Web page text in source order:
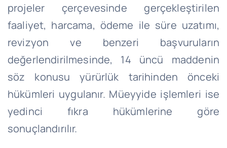
projeler çerçevesinde gerçekleştirilen
faaliyet, harcama, ödeme ile süre uzatımı,
revizyon ve benzeri başvuruların
değerlendirilmesinde, 14 üncü maddenin
söz konusu yürürlük tarihinden önceki
hükümleri uygulanır. Müeyyide işlemleri ise
yedinci fıkra hükümlerine göre
sonuçlandırılır.